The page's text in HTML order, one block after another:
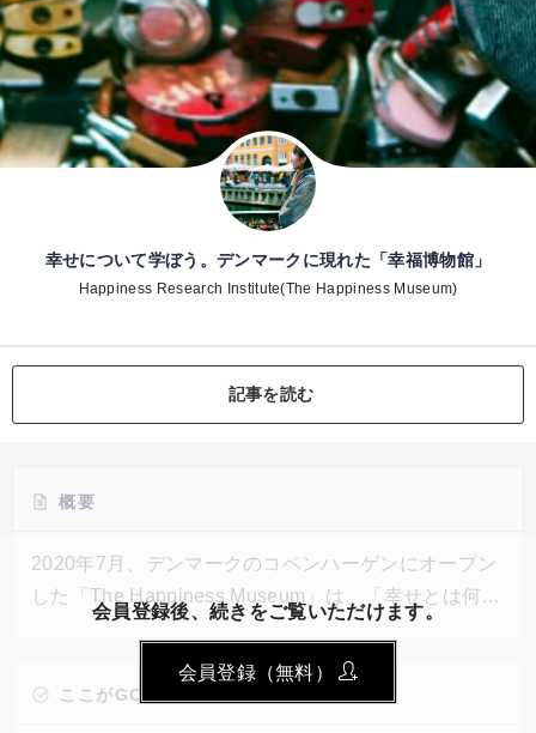
幸せについて学ぼう。デンマークに現れた「幸福博物館」
Happiness Research Institute(The Happiness Museum)
記事を読む
概要
2020年7月、デンマークのコペンハーゲンにオープン
した「The Happiness Museum」は、「幸せとは何
か」というテーマについて様々な側面から学ぶことが
できる博物館だ。同館では地理的な観点から見た幸福
度、ウェルビーイングに関する各国政府の取り組み、
ここがGOOD!
会員登録後、続きをご覧いただけます。
会員登録（無料）